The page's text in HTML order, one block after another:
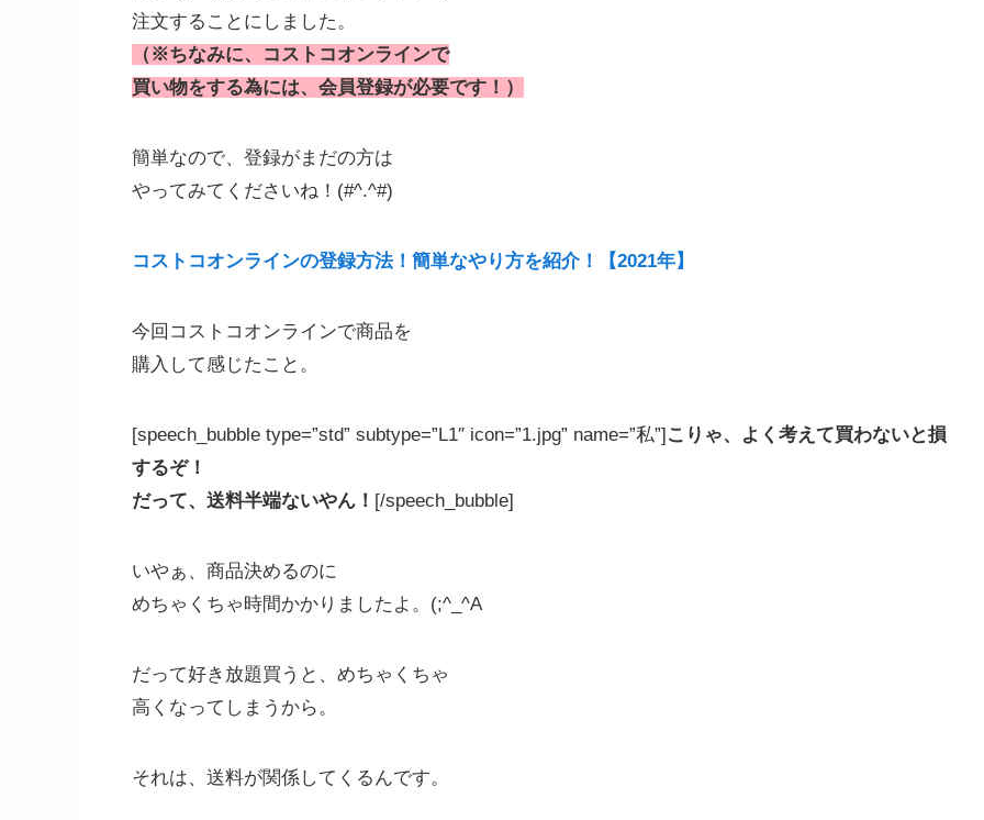
注文することにしました。
（※ちなみに、コストコオンラインで
買い物をする為には、会員登録が必要です！）
簡単なので、登録がまだの方は
やってみてくださいね！(#^.^#)
コストコオンラインの登録方法！簡単なやり方を紹介！【2021年】
今回コストコオンラインで商品を
購入して感じたこと。
[speech_bubble type=”std” subtype=”L1″ icon=”1.jpg” name=”私”]こりゃ、よく考えて買わないと損
するぞ！
だって、送料半端ないやん！ [/speech_bubble]
いやぁ、商品決めるのに
めちゃくちゃ時間かかりましたよ。(;^_^A
だって好き放題買うと、めちゃくちゃ
高くなってしまうから。
それは、送料が関係してくるんです。